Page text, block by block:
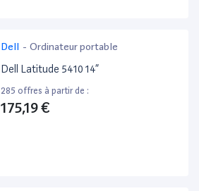
Dell - Ordinateur portable
Dell Latitude 5410 14”
285 offres à partir de :
175,19 €